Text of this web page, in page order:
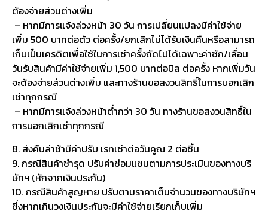
ต้องจ่ายส่วนต่างเพิ่ม
– หากมีการแจ้งล่วงหน้า 30 วัน การเปลี่ยนแปลงมีค่าใช้จ่าย
เพิ่ม 500 บาทต่อตัว ต่อครั้ง/ยกเลิกไม่ได้รับเงินคืนหรือสามารถ
เก็บเป็นเครดิตเพื่อใช้ในการเช่าครั้งถัดไปได้เฉพาะค่าซัก/เลื่อน
วันรับสินค้ามีค่าใช้จ่ายเพิ่ม 1,500 บาทต่อบิล ต่อครั้ง หากเพิ่มวัน
จะต้องจ่ายส่วนต่างเพิ่ม และทางร้านขอสงวนสิทธิ์ในการบอกเลิก
เช่าทุกกรณี
– หากมีการแจ้งล่วงหน้าต่ำกว่า 30 วัน ทางร้านขอสงวนสิทธิ์ใน
การบอกเลิกเช่าทุกกรณี
8. ส่งคืนล่าช้ามีค่าปรับ เรทเช่าต่อวันคูณ 2 ต่อชิ้น
9. กรณีสินค้าชำรุด ปรับค่าซ่อมแซมตามการประเมินของทางบริ
ษัทฯ (หักจากเงินประกัน)
10. กรณีสินค้าสูญหาย ปรับตามราคาเต็มจำนวนของทางบริษัทฯ
ซึ่งหากเกินวงเงินประกันจะมีค่าใช้จ่ายเรียกเก็บเพิ่ม